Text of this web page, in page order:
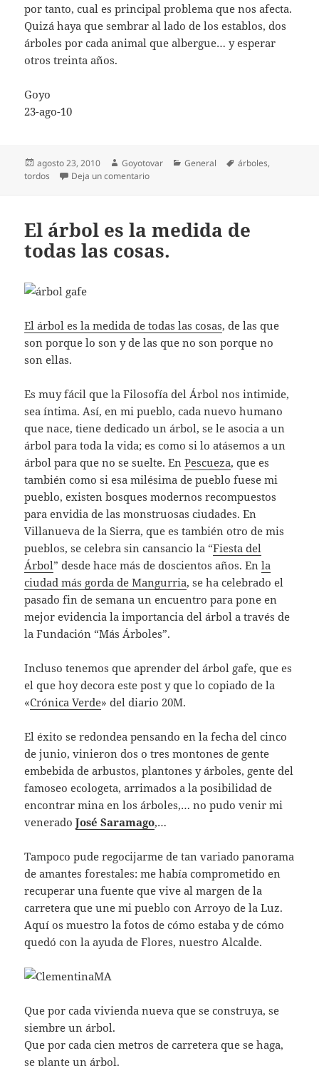
por tanto, cual es principal problema que nos afecta.
Quizá haya que sembrar al lado de los establos, dos
árboles por cada animal que albergue… y esperar
otros treinta años.
Goyo
23-ago-10
Publicado
el
agosto 23, 2010 Autor
Goyotovar Categorías
General Etiquetas
árboles,
tordos
Deja un comentarioen Los pájaros
El árbol es la medida de
todas las cosas.
El árbol es la medida de todas las cosas, de las que
son porque lo son y de las que no son porque no
son ellas.
Es muy fácil que la Filosofía del Árbol nos intimide,
sea íntima. Así, en mi pueblo, cada nuevo humano
que nace, tiene dedicado un árbol, se le asocia a un
árbol para toda la vida; es como si lo atásemos a un
árbol para que no se suelte. EnPescueza, que es
también como si esa milésima de pueblo fuese mi
pueblo, existen bosques modernos recompuestos
para envidia de las monstruosas ciudades. En
Villanueva de la Sierra, que es también otro de mis
pueblos, se celebra sin cansancio la “Fiesta del
Árbol” desde hace más de doscientos años. Enla
ciudad más gorda de Mangurria, se ha celebrado el
pasado fin de semana un encuentro para pone en
mejor evidencia la importancia del árbol a través de
la Fundación “Más Árboles”.
Incluso tenemos que aprender del árbol gafe, que es
el que hoy decora este post y que lo copiado de la
«Crónica Verde» del diario 20M.
El éxito se redondea pensando en la fecha del cinco
de junio, vinieron dos o tres montones de gente
embebida de arbustos, plantones y árboles, gente del
famoseo ecologeta, arrimados a la posibilidad de
encontrar mina en los árboles,… no pudo venir mi
veneradoJosé Saramago,…
Tampoco pude regocijarme de tan variado panorama
de amantes forestales: me había comprometido en
recuperar una fuente que vive al margen de la
carretera que une mi pueblo con Arroyo de la Luz.
Aquí os muestro la fotos de cómo estaba y de cómo
quedó con la ayuda de Flores, nuestro Alcalde.
Que por cada vivienda nueva que se construya, se
siembre un árbol.
Que por cada cien metros de carretera que se haga,
se plante un árbol.